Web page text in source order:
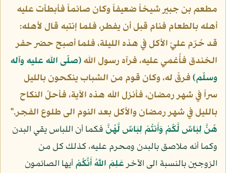
مطعم بن جبير شيخاً ضعيفاً وكان صائماً فأبطأت عليه
أهله بالطعام فنام قبل أن يفطر، فلما إنتبه قال لأهله:
قد حُرّم عليّ الأكل في هذه الليلة، فلما أصبح حضر حفر
الخندق فأُغمي عليه، فرآه رسول الله(صلّى الله عليه وآله
وسلّم)فرقّ له، وكان قوم من الشباب ينكحون بالليل
سراً في شهر رمضان، فأنزل الله هذه الآية، فأحلّ النكاح
بالليل في شهر رمضان والأكل بعد النوم الى طلوع الفجر."
هُنَّ لِبَاسٌ لَّكُمْ وَأَنتُمْ لِبَاسٌ لَّهُنَّ فكما أن اللباس يقي البدن
وكما أنه ملاصق بالبدن ومحرم عليه، كذلك كل من
الزوجين بالنسبة الى الآخرعَلِمَ اللّهُ أَنَّكُمْأيها الصائمون